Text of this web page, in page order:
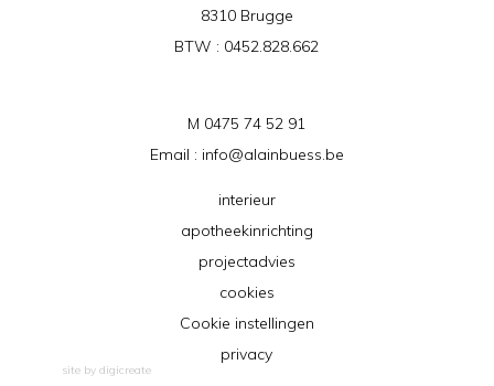
site by digicreate
8310 Brugge
BTW : 0452.828.662
M 0475 74 52 91
Email : info@alainbuess.be
interieur
apotheekinrichting
projectadvies
cookies
Cookie instellingen
privacy